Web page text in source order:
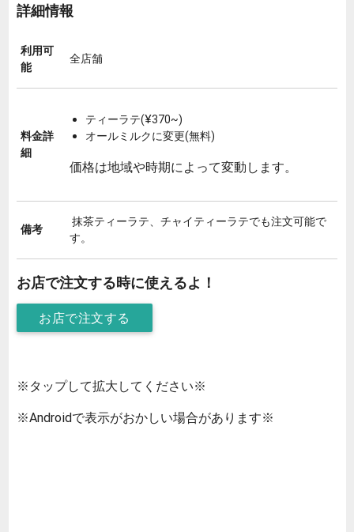
詳細情報
利用可
能
全店舗
料金詳
細
ティーラテ(¥370~)
オールミルクに変更(無料)
価格は地域や時期によって変動します。
備考
抹茶ティーラテ、チャイティーラテでも注文可能で
す。
お店で注文する時に使えるよ！
お店で注文する
※タップして拡大してください※
※Androidで表示がおかしい場合があります※